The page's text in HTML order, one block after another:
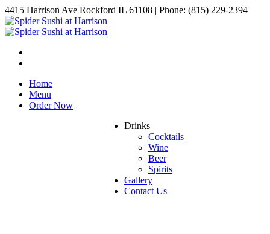
4415 Harrison Ave Rockford IL 61108 | Phone: (815) 229-2394
Home
Menu
Order Now
Drinks
Cocktails
Wine
Beer
Spirits
Gallery
Contact Us